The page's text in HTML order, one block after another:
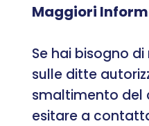
Maggiori
Se hai bisogno
sulle ditte
smaltimento del
esitare a